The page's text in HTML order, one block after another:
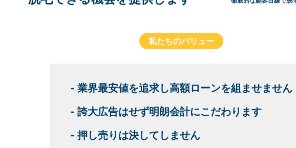
私たちのバリュー
- 業界最安値を追求し高額ローンを組ませません
- 誇大広告はせず明朗会計にこだわります
- 押し売りは決してしません